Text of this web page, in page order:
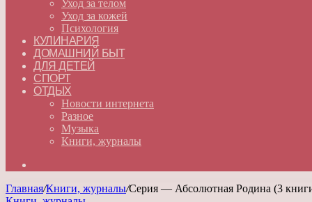
Уход за телом
Уход за кожей
Психология
КУЛИНАРИЯ
ДОМАШНИЙ БЫТ
ДЛЯ ДЕТЕЙ
СПОРТ
ОТДЫХ
Новости интернета
Разное
Музыка
Книги, журналы
Главная/Книги, журналы/Серия — Абсолютная Родина (3